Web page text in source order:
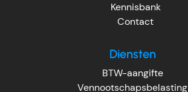
Kennisbank
Contact
Diensten
BTW-aangifte
Vennootschapsbelasting